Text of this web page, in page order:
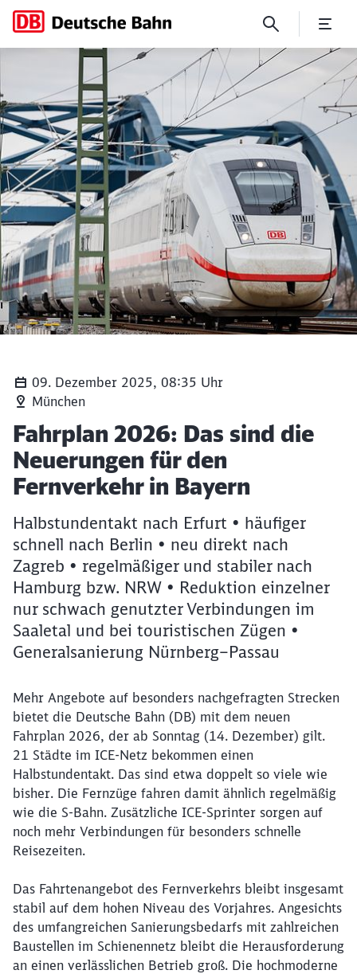
Fahrplan 2026: Das sind
09. Dezember 2025, 08:35 Uhr
München
Artikel:
Fahrplan 2026: Das sind die
Neuerungen für den
Fernverkehr in Bayern
Halbstundentakt nach Erfurt • häufiger
schnell nach Berlin • neu direkt nach
Zagreb • regelmäßiger und stabiler nach
Hamburg bzw. NRW • Reduktion einzelner
nur schwach genutzter Verbindungen im
Saaletal und bei touristischen Zügen •
Generalsanierung Nürnberg–Passau
Mehr Angebote auf besonders nachgefragten Strecken
bietet die Deutsche Bahn (DB) mit dem neuen
Fahrplan 2026, der ab Sonntag (14. Dezember) gilt.
21 Städte im ICE-Netz bekommen einen
Halbstundentakt. Das sind etwa doppelt so viele wie
bisher. Die Fernzüge fahren damit ähnlich regelmäßig
wie die S-Bahn. Zusätzliche ICE-Sprinter sorgen auf
noch mehr Verbindungen für besonders schnelle
Reisezeiten.
Das Fahrtenangebot des Fernverkehrs bleibt insgesamt
stabil auf dem hohen Niveau des Vorjahres. Angesichts
des umfangreichen Sanierungsbedarfs mit zahlreichen
Baustellen im Schienennetz bleibt die Herausforderung
an einen verlässlichen Betrieb groß. Die hochmoderne